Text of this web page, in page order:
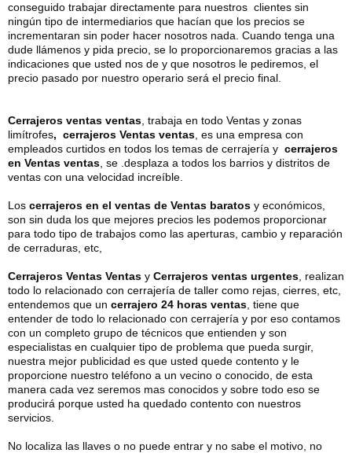
conseguido trabajar directamente para nuestros clientes sin
ningún tipo de intermediarios que hacían que los precios se
incrementaran sin poder hacer nosotros nada. Cuando tenga una
dude llámenos y pida precio, se lo proporcionaremos gracias a las
indicaciones que usted nos de y que nosotros le pediremos, el
precio pasado por nuestro operario será el precio final.
Cerrajeros ventas ventas , trabaja en todo Ventas y zonas
limítrofes, cerrajeros Ventas ventas , es una empresa con
empleados curtidos en todos los temas de cerrajería y cerrajeros
en Ventas ventas , se .desplaza a todos los barrios y distritos de
ventas con una velocidad increíble.
Los cerrajeros en el ventas de Ventas baratos y económicos,
son sin duda los que mejores precios les podemos proporcionar
para todo tipo de trabajos como las aperturas, cambio y reparación
de cerraduras, etc,
Cerrajeros Ventas Ventas y Cerrajeros ventas urgentes , realizan
todo lo relacionado con cerrajería de taller como rejas, cierres, etc,
entendemos que un cerrajero 24 horas ventas , tiene que
entender de todo lo relacionado con cerrajería y por eso contamos
con un completo grupo de técnicos que entienden y son
especialistas en cualquier tipo de problema que pueda surgir,
nuestra mejor publicidad es que usted quede contento y le
proporcione nuestro teléfono a un vecino o conocido, de esta
manera cada vez seremos mas conocidos y sobre todo eso se
producirá porque usted ha quedado contento con nuestros
servicios.
No localiza las llaves o no puede entrar y no sabe el motivo, no